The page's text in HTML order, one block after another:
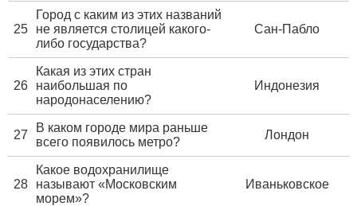
25
Город с каким из этих названий
не является столицей какого-
либо государства?
Сан-Пабло
26
Какая из этих стран
наибольшая по
народонаселению?
Индонезия
27
В каком городе мира раньше
всего появилось метро?
Лондон
28
Какое водохранилище
называют «Московским
морем»?
Иваньковское